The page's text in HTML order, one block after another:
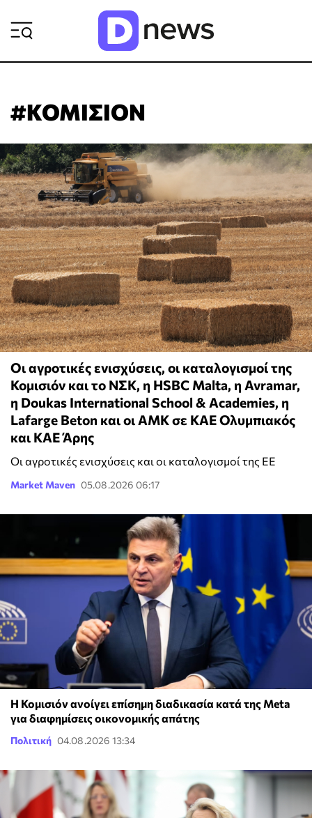
#ΚΟΜΙΣΙΟΝ
Οι αγροτικές ενισχύσεις, οι καταλογισμοί της
Κομισιόν και το ΝΣΚ, η HSBC Malta, η Avramar,
η Doukas International School & Academies, η
Lafarge Beton και οι ΑΜΚ σε KAE Ολυμπιακός
και ΚΑΕ Άρης
Οι αγροτικές ενισχύσεις και οι καταλογισμοί της ΕΕ
Market Maven 05.08.2026 06:17
Η Κομισιόν ανοίγει επίσημη διαδικασία κατά της Meta
για διαφημίσεις οικονομικής απάτης
Πολιτική 04.08.2026 13:34